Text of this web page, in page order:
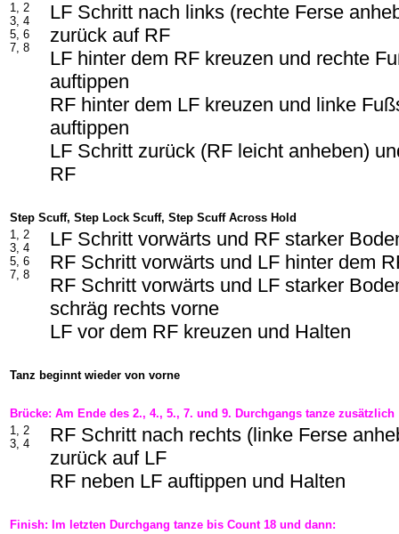
1, 2
3, 4
5, 6
7, 8
LF Schritt nach links (rechte Ferse
zurück auf RF
LF hinter dem RF kreuzen und rechte
auftippen
RF hinter dem LF kreuzen und linke
auftippen
LF Schritt zurück (RF leicht anheben)
RF
Step Scuff, Step Lock Scuff, Step Scuff Across Hold
1, 2
3, 4
5, 6
7, 8
LF Schritt vorwärts und RF starker
RF Schritt vorwärts und LF hinter dem
RF Schritt vorwärts und LF starker
schräg rechts vorne
LF vor dem RF kreuzen und Halten
Tanz beginnt wieder von vorne
Brücke: Am Ende des 2., 4., 5., 7. und 9. Durchgangs tanze zusätzlich
1, 2
3, 4
RF Schritt nach rechts (linke Ferse
zurück auf LF
RF neben LF auftippen und Halten
Finish: Im letzten Durchgang tanze bis Count 18 und dann: